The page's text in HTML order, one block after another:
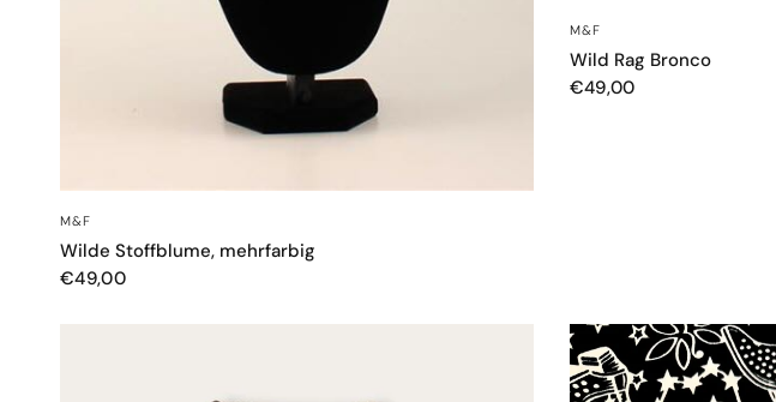
M&F
Wilde Stoffblume, mehrfarbig
€49,00
M&F
Wild Rag Bronco
€49,00